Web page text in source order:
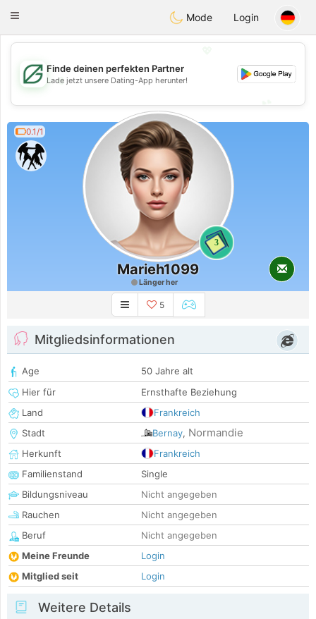
Dating
Toggle
Mode Login
💖
💕
Finde deinen perfekten Partner
Lade jetzt unsere Dating-App herunter!
0.1/1
3
Marieh1099
Länger her
5
Mitgliedsinformationen
Age
50 Jahre alt
Hier für
Ernsthafte Beziehung
Land
Frankreich
Stadt
Bernay, Normandie
Herkunft
Frankreich
Familienstand
Single
Bildungsniveau
Nicht angegeben
Rauchen
Nicht angegeben
Beruf
Nicht angegeben
Meine Freunde
Login
Mitglied seit
Login
Weitere Details